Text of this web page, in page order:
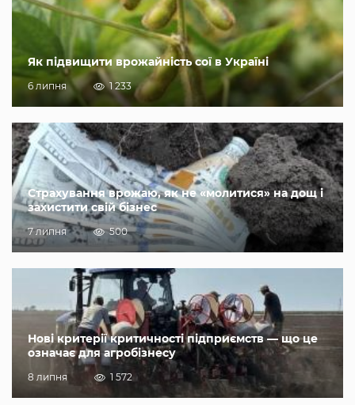
Як підвищити врожайність сої в Україні
6 липня 1 233
Страхування врожаю, як не «молитися» на дощ і
захистити свій бізнес
7 липня 500
Нові критерії критичності підприємств — що це
означає для агробізнесу
8 липня 1 572